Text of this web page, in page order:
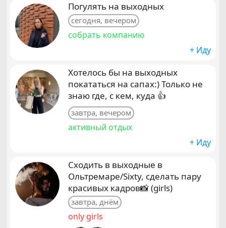
Погулять на выходных
сегодня, вечером
собрать компанию
+ Иду
Хотелось бы на выходных
покататься на сапах:) Только не
знаю где, с кем, куда 👍
завтра, вечером
активный отдых
+ Иду
Сходить в выходные в
Ольтремаре/Sixty, сделать пару
красивых кадров📸 (girls)
завтра, днём
only girls